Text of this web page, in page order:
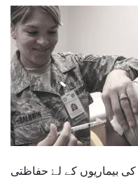
کی بیماریوں کے لۓ حفاظتی